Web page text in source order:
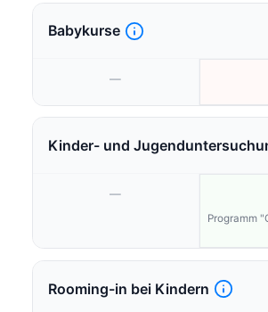
Babykurse
—
Kinder- und
—
Programm
Rooming-in bei Kindern